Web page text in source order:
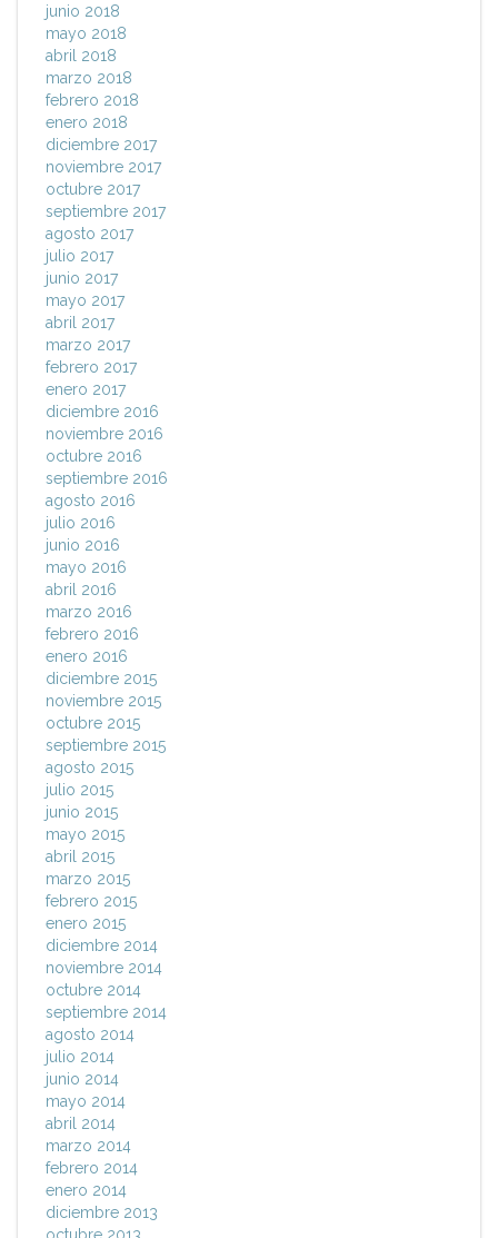
junio 2018
mayo 2018
abril 2018
marzo 2018
febrero 2018
enero 2018
diciembre 2017
noviembre 2017
octubre 2017
septiembre 2017
agosto 2017
julio 2017
junio 2017
mayo 2017
abril 2017
marzo 2017
febrero 2017
enero 2017
diciembre 2016
noviembre 2016
octubre 2016
septiembre 2016
agosto 2016
julio 2016
junio 2016
mayo 2016
abril 2016
marzo 2016
febrero 2016
enero 2016
diciembre 2015
noviembre 2015
octubre 2015
septiembre 2015
agosto 2015
julio 2015
junio 2015
mayo 2015
abril 2015
marzo 2015
febrero 2015
enero 2015
diciembre 2014
noviembre 2014
octubre 2014
septiembre 2014
agosto 2014
julio 2014
junio 2014
mayo 2014
abril 2014
marzo 2014
febrero 2014
enero 2014
diciembre 2013
octubre 2013